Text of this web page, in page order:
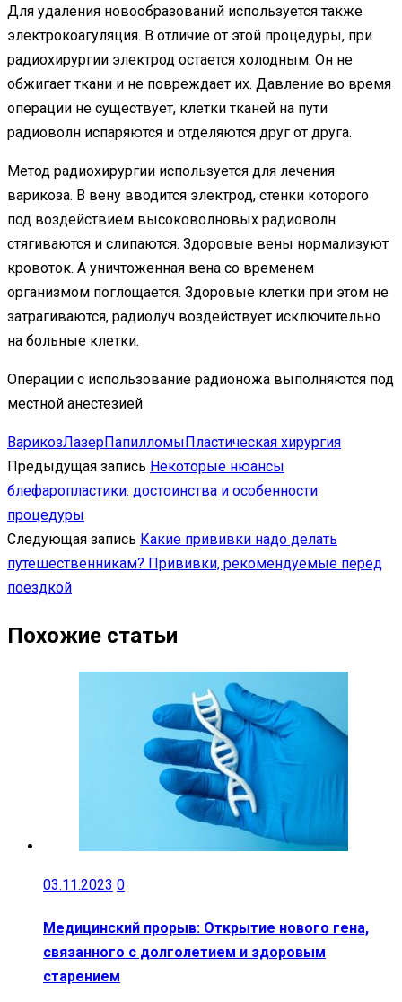
Для удаления новообразований используется также
электрокоагуляция. В отличие от этой процедуры, при
радиохирургии электрод остается холодным. Он не
обжигает ткани и не повреждает их. Давление во время
операции не существует, клетки тканей на пути
радиоволн испаряются и отделяются друг от друга.
Метод радиохирургии используется для лечения
варикоза. В вену вводится электрод, стенки которого
под воздействием высоковолновых радиоволн
стягиваются и слипаются. Здоровые вены нормализуют
кровоток. А уничтоженная вена со временем
организмом поглощается. Здоровые клетки при этом не
затрагиваются, радиолуч воздействует исключительно
на больные клетки.
Операции с использование радионожа выполняются под
местной анестезией
ВарикозЛазерПапилломыПластическая хирургия
Предыдущая запись Некоторые нюансы
блефаропластики: достоинства и особенности
процедуры
Следующая запись Какие прививки надо делать
путешественникам? Прививки, рекомендуемые перед
поездкой
Похожие статьи
03.11.2023 0
Медицинский прорыв: Открытие нового гена,
связанного с долголетием и здоровым
старением